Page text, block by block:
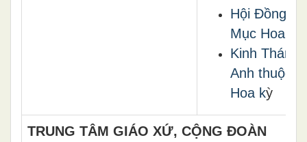
Hội Đồng
Mục Hoa Kỳ
Kinh Thánh
Anh thuộc
Hoa kỳ
TRUNG TÂM GIÁO XỨ, CỘNG ĐOÀN